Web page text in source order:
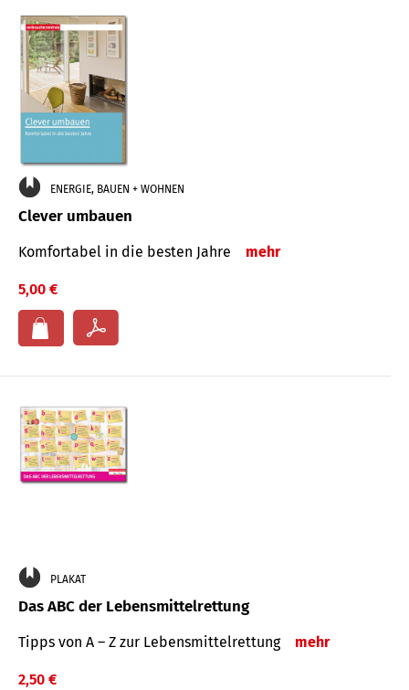
ENERGIE, BAUEN + WOHNEN
Clever umbauen
Komfortabel in die besten Jahre mehr
5,00 €
PLAKAT
Das ABC der Lebensmittelrettung
Tipps von A – Z zur Lebensmittelrettung mehr
2,50 €